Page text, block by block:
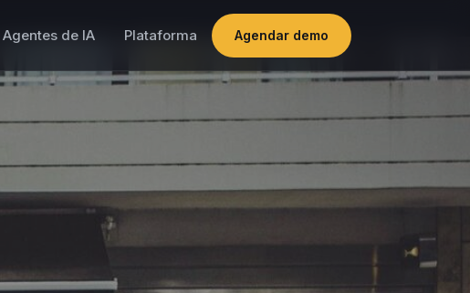
Agentes de IA Plataforma Agendar demo